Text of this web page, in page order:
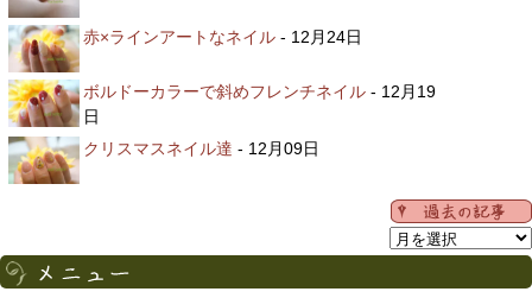
赤×ラインアートなネイル - 12月24日
ボルドーカラーで斜めフレンチネイル - 12月19
日
クリスマスネイル達 - 12月09日